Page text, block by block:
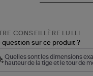
CONSEILLÈRE LULLI
question sur ce produit ?
Quelles sont les dimensions
hauteur de la tige et le tour de